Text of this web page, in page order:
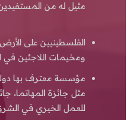
مثيل له من
الفلسطينيين على
ومخيمات اللاجئين في
مؤسسة معترف بها
مثل جائزة المهاتما،
للعمل الخيري في